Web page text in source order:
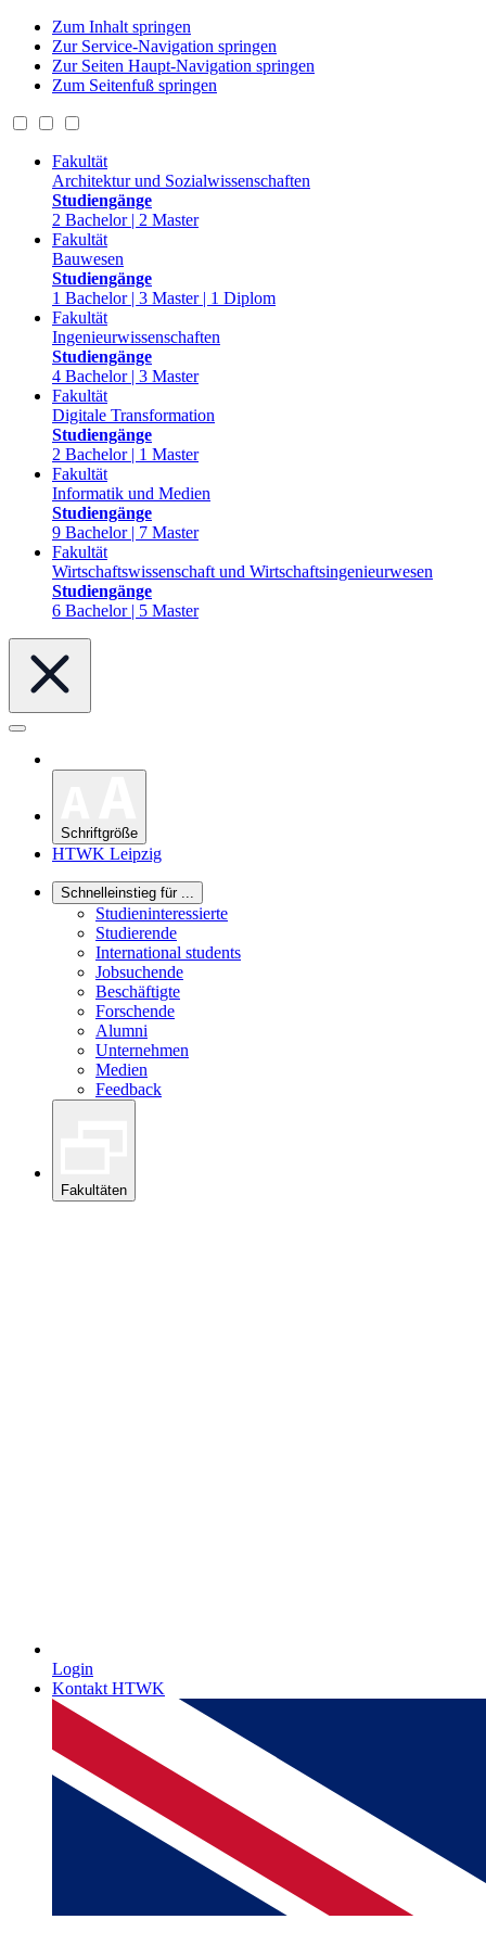
Zum Inhalt springen
Zur Service-Navigation springen
Zur Seiten Haupt-Navigation springen
Zum Seitenfuß springen
Fakultät
Architektur und Sozialwissenschaften
Studiengänge
2 Bachelor | 2 Master
Fakultät
Bauwesen
Studiengänge
1 Bachelor | 3 Master | 1 Diplom
Fakultät
Ingenieurwissenschaften
Studiengänge
4 Bachelor | 3 Master
Fakultät
Digitale Transformation
Studiengänge
2 Bachelor | 1 Master
Fakultät
Informatik und Medien
Studiengänge
9 Bachelor | 7 Master
Fakultät
Wirtschaftswissenschaft und Wirtschaftsingenieurwesen
Studiengänge
6 Bachelor | 5 Master
Schriftgröße
HTWK Leipzig
Schnelleinstieg für ...
Studieninteressierte
Studierende
International students
Jobsuchende
Beschäftigte
Forschende
Alumni
Unternehmen
Medien
Feedback
Fakultäten
Login
Kontakt HTWK